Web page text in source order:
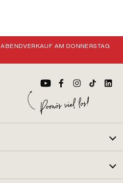
ABENDVERKAUF AM DONNERSTAG